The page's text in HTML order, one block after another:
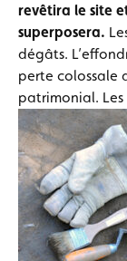
revêtira le site
superposera.
dégâts.
perte colossale
patrimonial. Les